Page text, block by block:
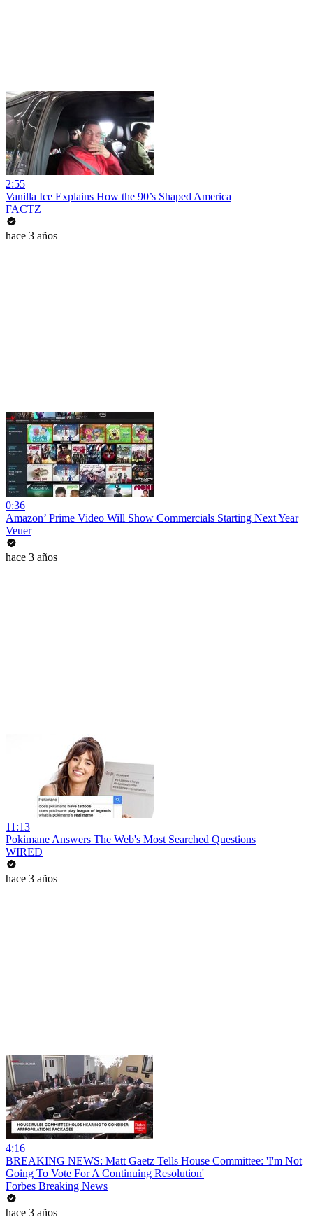
2:55
Vanilla Ice Explains How the 90’s Shaped America
FACTZ
hace 3 años
0:36
Amazon’ Prime Video Will Show Commercials Starting Next Year
Veuer
hace 3 años
11:13
Pokimane Answers The Web's Most Searched Questions
WIRED
hace 3 años
4:16
BREAKING NEWS: Matt Gaetz Tells House Committee: 'I'm Not
Going To Vote For A Continuing Resolution'
Forbes Breaking News
hace 3 años